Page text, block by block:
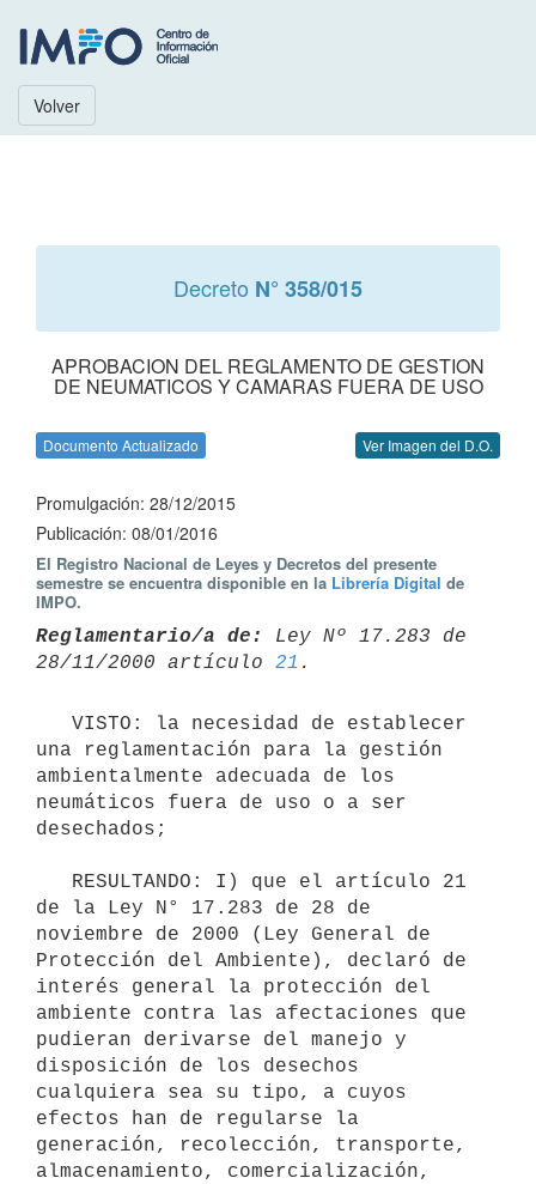
Volver
Decreto N° 358/015
APROBACION DEL REGLAMENTO DE GESTION
DE NEUMATICOS Y CAMARAS FUERA DE USO
Documento Actualizado Ver Imagen del D.O.
Promulgación: 28/12/2015
Publicación: 08/01/2016
El Registro Nacional de Leyes y Decretos del presente
semestre se encuentra disponible en la Librería Digital de
IMPO.
Reglamentario/a de:
Ley Nº 17.283 de
28/11/2000 artículo 21
una reglamentación para la gestión
ambientalmente adecuada de los
neumáticos fuera de uso o a ser
desechados;
de la Ley N° 17.283 de 28 de
noviembre de 2000 (Ley General de
Protección del Ambiente), declaró de
interés general la protección del
ambiente contra las afectaciones que
pudieran derivarse del manejo y
disposición de los desechos
cualquiera sea su tipo, a cuyos
efectos han de regularse la
generación, recolección, transporte,
almacenamiento, comercialización,